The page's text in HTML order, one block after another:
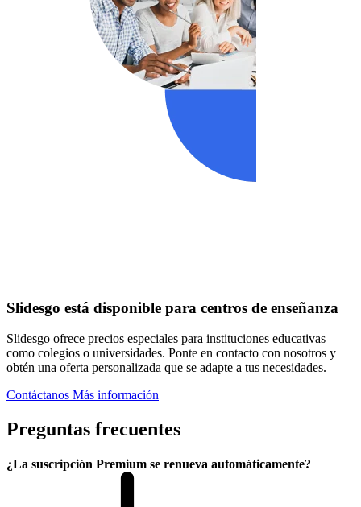
Slidesgo está disponible para centros de enseñanza
Slidesgo ofrece precios especiales para instituciones educativas
como colegios o universidades. Ponte en contacto con nosotros y
obtén una oferta personalizada que se adapte a tus necesidades.
Contáctanos Más información
Preguntas frecuentes
¿La suscripción Premium se renueva automáticamente?